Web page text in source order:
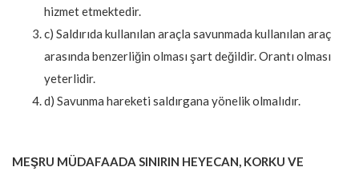
hizmet etmektedir.
c) Saldırıda kullanılan araçla savunmada kullanılan araç
arasında benzerliğin olması şart değildir. Orantı olması
yeterlidir.
d) Savunma hareketi saldırgana yönelik olmalıdır.
MEŞRU MÜDAFAADA SINIRIN HEYECAN, KORKU VE